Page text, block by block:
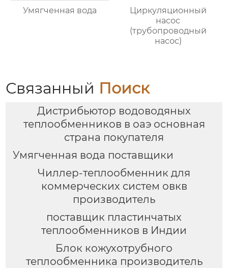
Умягченная вода
Циркуляционный
насос
(трубопроводный
насос)
Связанный Поиск
Дистрибьютор водоводяных
теплообменников в оаэ основная
страна покупателя
Умягченная вода поставщики
Чиллер-теплообменник для
коммерческих систем овкв
производитель
поставщик пластинчатых
теплообменников в Индии
Блок кожухотрубного
теплообменника производитель